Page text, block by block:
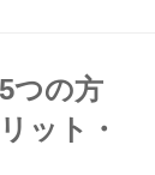
、発行に時
ておくこと
き内容に応
つの方
ット・